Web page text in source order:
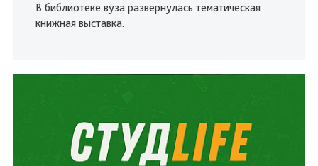
В библиотеке вуза развернулась тематическая
книжная выставка.